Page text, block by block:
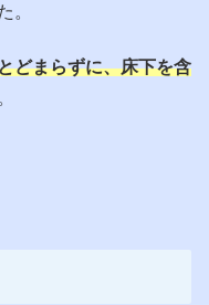
。
どまらずに、床下を含